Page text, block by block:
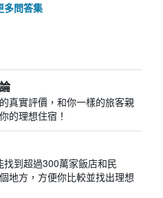
多問答集
真實評價，和你一樣的旅客親
的理想住宿！
到超過300萬家飯店和民
地方，方便你比較並找出理想